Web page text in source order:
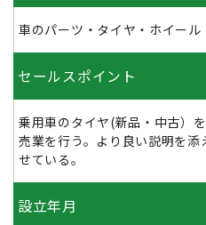
車のパーツ・タイヤ・ホイール
セールスポイント
乗用車のタイヤ(新品・中古）
売業を行う。より良い説明を
せている。
設立年月